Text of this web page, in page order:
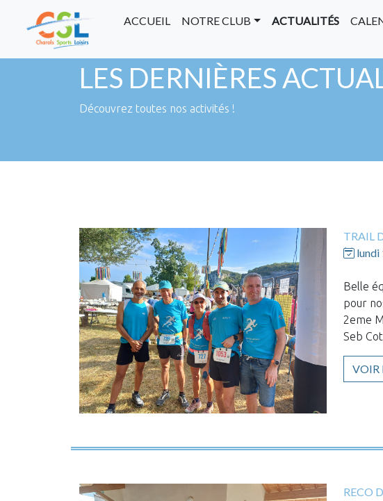
ACCUEIL NOTRE CLUB ACTUALITÉS
LES DERNIÈRES
Découvrez toutes nos activités !
TRAIL
lundi
Belle
pour
2eme
Seb
VOIR
RECO